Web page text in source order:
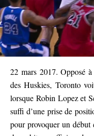
22 mars 2017. Opposé
des Huskies, Toronto
lorsque Robin Lopez et
suffi d’une prise de
pour provoquer un début